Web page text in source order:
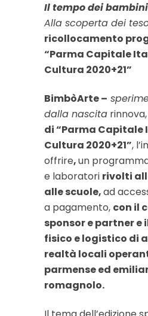
Il tempo dei bambini
Alla scoperta dei
ricollocamento
“Parma Capitale
Cultura 2020+21”
BimbòArte –
dalla nascita rinnova,
di “Parma
Cultura 2020+21”,
offrire,un
e laboratori rivolti
alle scuole,ad
a pagamento, con il
sponsor e partner e
fisico e logistico di
realtà locali
parmense ed
romagnolo.